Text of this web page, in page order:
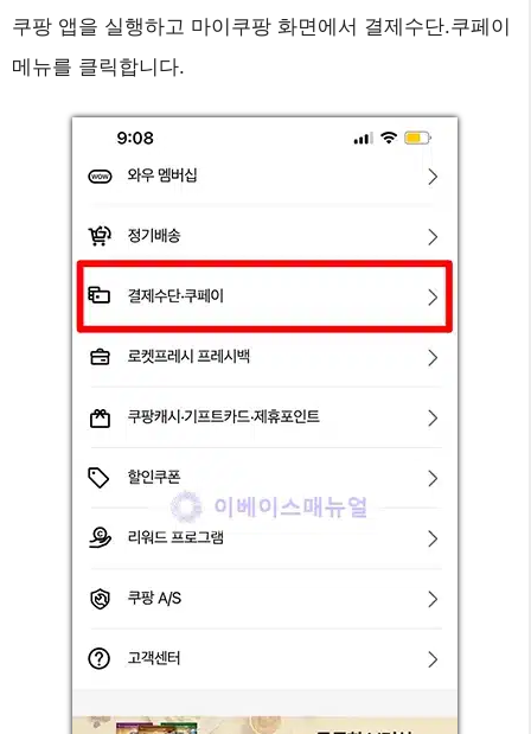
쿠팡 앱을 실행하고 마이쿠팡 화면에서 결제수단.쿠페이
메뉴를 클릭합니다.